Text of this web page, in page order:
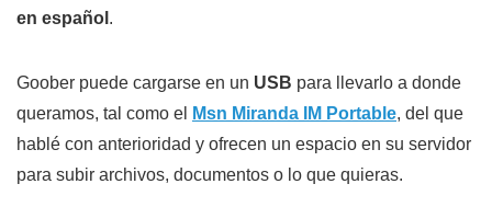
en español .
Goober puede cargarse en un USB para llevarlo a donde
queramos, tal como el
Msn Miranda IM Portable, del que
hablé con anterioridad y ofrecen un espacio en su servidor
para subir archivos, documentos o lo que quieras.